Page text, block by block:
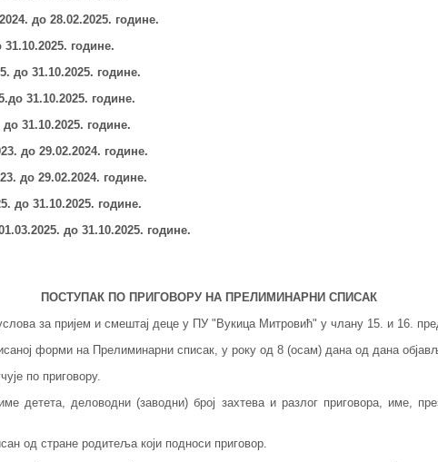
до 28.02.2025. године.
31.10.2025. године.
до 31.10.2025. године.
до 31.10.2025. године.
до 31.10.2025. године.
до 29.02.2024. године.
до 29.02.2024. године.
до 31.10.2025. године.
до 31.10.2025. године.
ПОСТУПАК ПО ПРИГОВОРУ НА ПРЕЛИМИНАРНИ СПИСАК
за пријем и смештај деце у ПУ "Вукица Митровић" у члану 15. и 16.
форми на Прелиминарни списак, у року од 8 (осам) дана од дана
по приговору.
детета, деловодни (заводни) број захтева и разлог приговора, име,
од стране родитеља који подноси приговор.